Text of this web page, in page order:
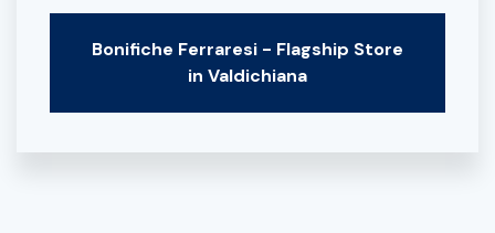
Bonifiche Ferraresi - Flagship Store
in Valdichiana